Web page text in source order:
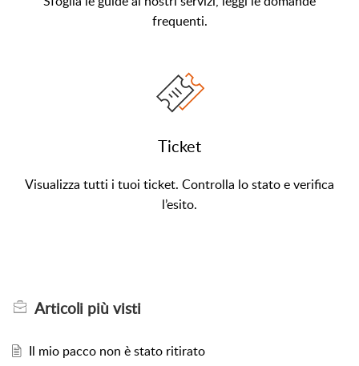
frequenti.
Ticket
Visualizza tutti i tuoi ticket. Controlla lo stato e verifica
l’esito.
Articoli più visti
Il mio pacco non è stato ritirato